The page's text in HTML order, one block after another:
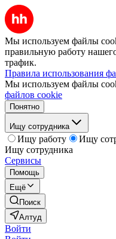
Мы используем файлы
правильную работу
трафик.
Правила использования
Мы используем файлы
файлов cookie
Понятно
Ищу сотрудника
Ищу работу
Ищу
Ищу сотрудника
Сервисы
Помощь
Ещё
Поиск
Алтуд
Войти